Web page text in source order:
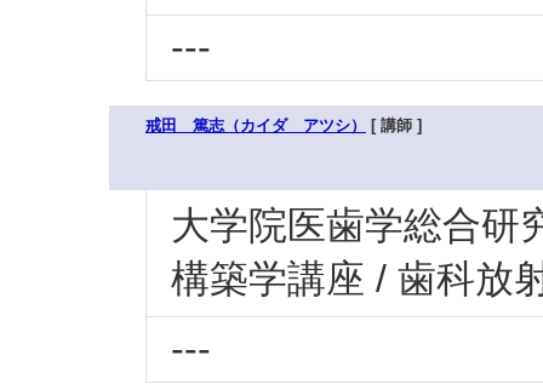
---
戒田 篤志（カイダ アツシ） [ 講師 ]
大学院医歯学総合研
構築学講座 / 歯科放
---